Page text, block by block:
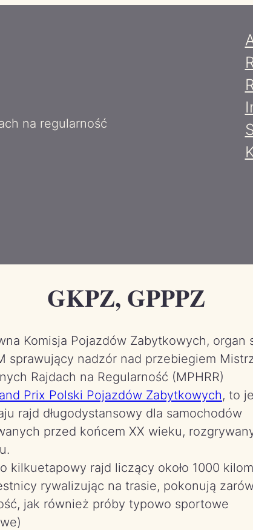
na regularność
GKPZ, GPPPZ
Komisja Pojazdów Zabytkowych, organ
sprawujący nadzór nad przebiegiem
Rajdach na Regularność (MPHRR)
Prix Polski Pojazdów Zabytkowych, to
rajd długodystansowy dla samochodów
przed końcem XX wieku,
kilkuetapowy rajd liczący około 1000
rywalizując na trasie, pokonują
jak również próby typowo sportowe